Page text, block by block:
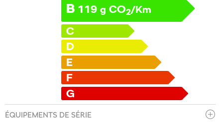
B 119 g CO2/Km
C
D
E
F
G
ÉQUIPEMENTS DE SÉRIE